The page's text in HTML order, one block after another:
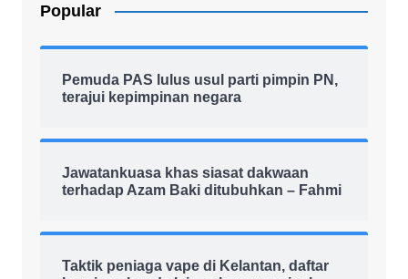
Popular
Pemuda PAS lulus usul parti pimpin PN,
terajui kepimpinan negara
Jawatankuasa khas siasat dakwaan
terhadap Azam Baki ditubuhkan – Fahmi
Taktik peniaga vape di Kelantan, daftar